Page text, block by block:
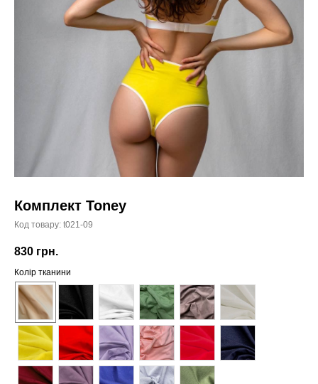
Комплект Toney
Код товару: t021-09
830 грн.
Колір тканини